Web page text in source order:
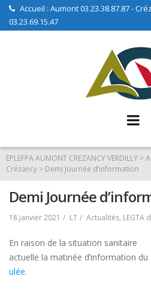
Skip Accueil : Aumont 03.23.38.87.87 -
03.23.69.15.47
EPLEFPA AUMONT CREZANCY VERDILLY >
Crézancy > Demi Journée d’information
Demi Journée
18 janvier 2021 LT Actualités, LEGTA
En raison de la situation sanitaire
actuelle la matinée d’information du
ulée.